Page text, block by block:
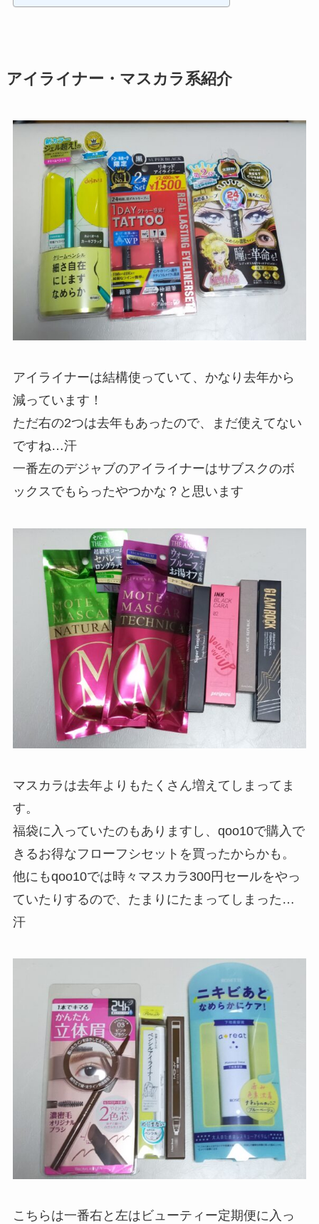
アイライナー・マスカラ系紹介
アイライナーは結構使っていて、かなり去年から
減っています！
ただ右の2つは去年もあったので、まだ使えてない
ですね…汗
一番左のデジャブのアイライナーはサブスクのボ
ックスでもらったやつかな？と思います
マスカラは去年よりもたくさん増えてしまってま
す。
福袋に入っていたのもありますし、qoo10で購入で
きるお得なフローフシセットを買ったからかも。
他にもqoo10では時々マスカラ300円セールをやっ
ていたりするので、たまりにたまってしまった…
汗
こちらは一番右と左はビューティー定期便に入っ